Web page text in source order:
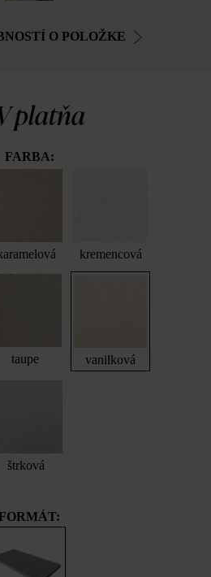
O POLOŽKE
platňa
FARBA:
kremencová
taupe vanilková
štrková